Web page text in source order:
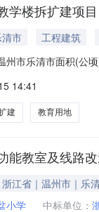
学楼拆扩建项目
市 工程建筑
州市乐清市面积(公
14:41
建 教育用地
能教室及线路
浙江省｜温州市｜乐
小学 中标单位：